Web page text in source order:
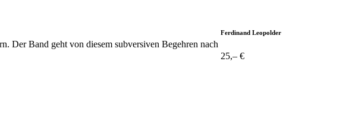
Der Band geht von diesem subversiven Begehren nach
Ferdinand Leopolder
25,– €